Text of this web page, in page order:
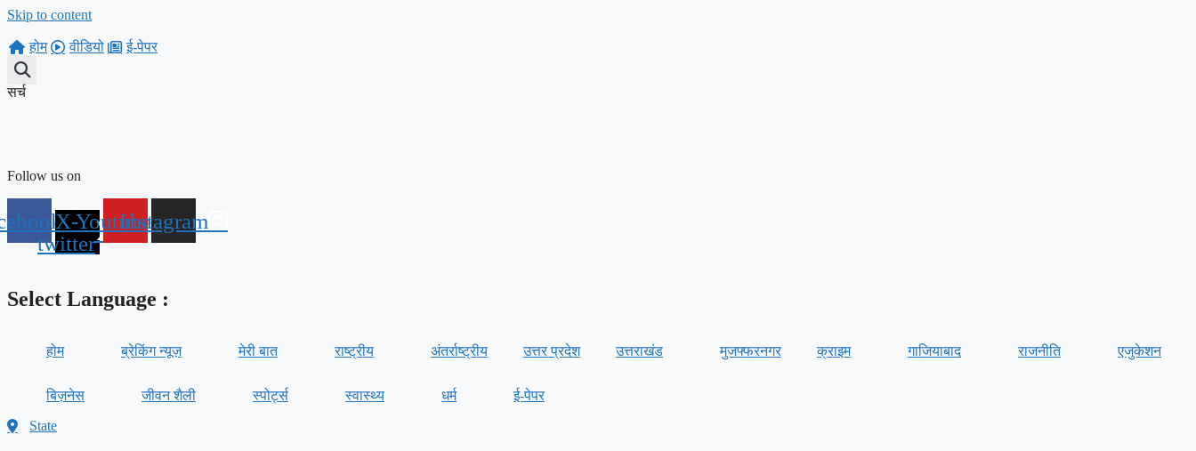
Skip to content
होम वीडियो ई-पेपर
सर्च
Follow us on
X-
twitter
YoutubeInstagram
Select Language :
होम ब्रेकिंग न्यूज़ मेरी बात राष्ट्रीय अंतर्राष्ट्रीय उत्तर प्रदेश उत्तराखंड मुजफ्फरनगर क्राइम गाजियाबाद राजनीति एजुकेशन
बिज़नेस जीवन शैली स्पोर्ट्स स्वास्थ्य धर्म
ई-पेपर
State